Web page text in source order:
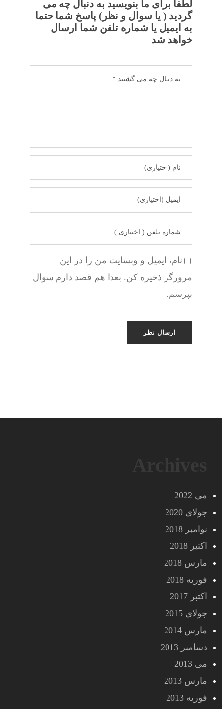
لطفا برای ما بنویسید به دنبال چه می
گردید ( یا سوال و نظر) پاسخ شما حتما
به ایمیل یا شماره تلفن شما ارسال
خواهد شد
نام، ایمیل و وبسایت من را در این
مرورگر ذخیره کن. بعدا هم قصد دارم سوال
بپرسم.
می 2022
جولای 2020
نوامبر 2018
اکتبر 2018
مارس 2018
فوریه 2018
اکتبر 2017
جولای 2015
مارس 2014
دسامبر 2013
می 2013
مارس 2013
فوریه 2013